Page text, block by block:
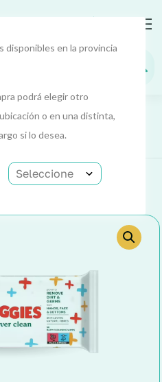
en la provincia
podrá elegir otro
o en una distinta,
si lo desea.
Bebés
(Huggies) Bebé 56 Ud.